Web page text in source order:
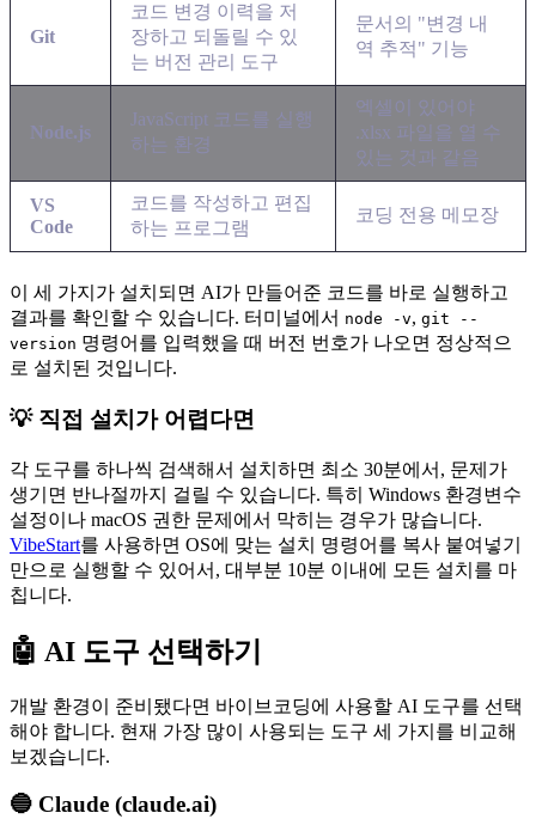
Git
코드 변경 이력을 저
장하고 되돌릴 수 있
는 버전 관리 도구
문서의 "변경 내
역 추적" 기능
Node.js
JavaScript 코드를 실행
하는 환경
엑셀이 있어야
.xlsx 파일을 열 수
있는 것과 같음
VS
Code
코드를 작성하고 편집
하는 프로그램
코딩 전용 메모장
이 세 가지가 설치되면 AI가 만들어준 코드를 바로 실행하고
결과를 확인할 수 있습니다. 터미널에서 node -v, git --
version 명령어를 입력했을 때 버전 번호가 나오면 정상적으
로 설치된 것입니다.
💡 직접 설치가 어렵다면
각 도구를 하나씩 검색해서 설치하면 최소 30분에서, 문제가
생기면 반나절까지 걸릴 수 있습니다. 특히 Windows 환경변수
설정이나 macOS 권한 문제에서 막히는 경우가 많습니다.
VibeStart를 사용하면 OS에 맞는 설치 명령어를 복사 붙여넣기
만으로 실행할 수 있어서, 대부분 10분 이내에 모든 설치를 마
칩니다.
🤖 AI 도구 선택하기
개발 환경이 준비됐다면 바이브코딩에 사용할 AI 도구를 선택
해야 합니다. 현재 가장 많이 사용되는 도구 세 가지를 비교해
보겠습니다.
🔵 Claude (claude.ai)